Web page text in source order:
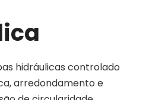
hidráulicas controlado
arredondamento e